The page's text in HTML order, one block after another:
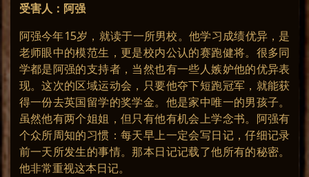
受害人：阿强
阿强今年15岁，就读于一所男校。他学习成绩优异，是
老师眼中的模范生，更是校内公认的赛跑健将。很多同
学都是阿强的支持者，当然也有一些人嫉妒他的优异表
现。这次的区域运动会，只要他夺下短跑冠军，就能获
得一份去英国留学的奖学金。他是家中唯一的男孩子。
虽然他有两个姐姐，但只有他有机会上学念书。阿强有
个众所周知的习惯：每天早上一定会写日记，仔细记录
前一天所发生的事情。那本日记记载了他所有的秘密。
他非常重视这本日记。